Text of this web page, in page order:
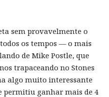
sem provavelmente o
os tempos — o mais
de Mike Postle, que
trapaceando no Stones
algo muito interessante
permitiu ganhar mais de 4